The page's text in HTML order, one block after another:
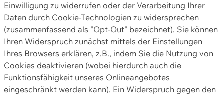
Einwilligung zu widerrufen oder der Verarbeitung Ihrer
Daten durch Cookie-Technologien zu widersprechen
(zusammenfassend als "Opt-Out" bezeichnet). Sie können
Ihren Widerspruch zunächst mittels der Einstellungen
Ihres Browsers erklären, z.B., indem Sie die Nutzung von
Cookies deaktivieren (wobei hierdurch auch die
Funktionsfähigkeit unseres Onlineangebotes
eingeschränkt werden kann). Ein Widerspruch gegen den